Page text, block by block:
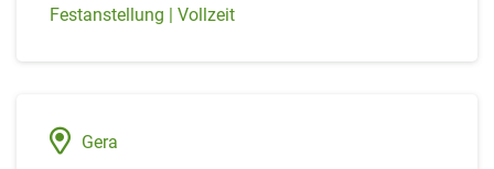
Festanstellung | Vollzeit
Gera